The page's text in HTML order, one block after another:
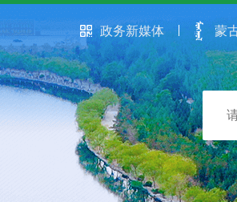
政务新媒体 蒙